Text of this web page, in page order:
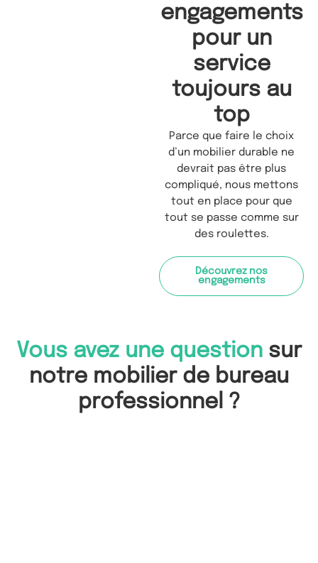
engagements
pour un
service
toujours au
top
Parce que faire le choix
d’un mobilier durable ne
devrait pas être plus
compliqué, nous mettons
tout en place pour que
tout se passe comme sur
des roulettes.
Découvrez nos
engagements
Vous avez une question sur
notre mobilier de bureau
professionnel ?